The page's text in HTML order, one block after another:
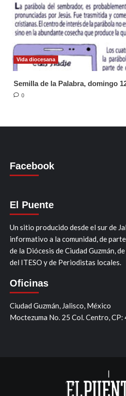
Vida diocesana
Semilla de la Palabra, domingo
0
Facebook
El Puente
Un sitio producido desde el sur de
informativo a la comunidad, de
de la Diócesis de Ciudad Guzmán,
del ITESO y de Periodistas locales.
Oficinas
Ciudad Guzmán, Jalisco, México
Moctezuma No. 25 Col. Centro, CP:
|